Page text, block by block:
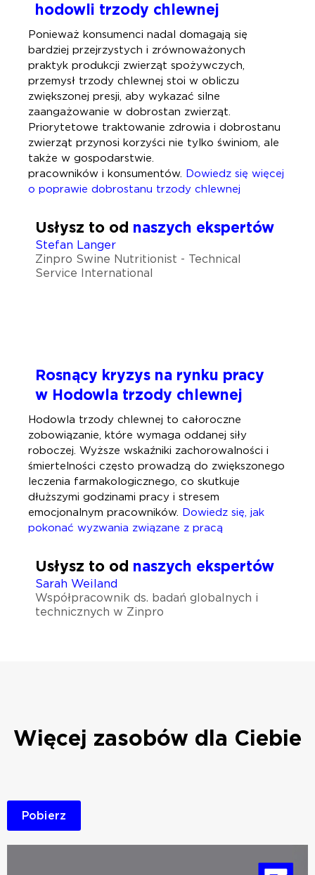
hodowli trzody chlewnej
Ponieważ konsumenci nadal domagają się
bardziej przejrzystych i zrównoważonych
praktyk produkcji zwierząt spożywczych,
przemysł trzody chlewnej stoi w obliczu
zwiększonej presji, aby wykazać silne
zaangażowanie w dobrostan zwierząt.
Priorytetowe traktowanie zdrowia i dobrostanu
zwierząt przynosi korzyści nie tylko świniom, ale
także w gospodarstwie.
pracowników i konsumentów. Dowiedz się więcej
o poprawie dobrostanu trzody chlewnej
Usłysz to od naszych ekspertów
Stefan Langer
Zinpro Swine Nutritionist - Technical
Service International
Rosnący kryzys na rynku pracy
w Hodowla trzody chlewnej
Hodowla trzody chlewnej to całoroczne
zobowiązanie, które wymaga oddanej siły
roboczej. Wyższe wskaźniki zachorowalności i
śmiertelności często prowadzą do zwiększonego
leczenia farmakologicznego, co skutkuje
dłuższymi godzinami pracy i stresem
emocjonalnym pracowników. Dowiedz się, jak
pokonać wyzwania związane z pracą
Usłysz to od naszych ekspertów
Sarah Weiland
Współpracownik ds. badań globalnych i
technicznych w Zinpro
Więcej zasobów dla Ciebie
Pobierz